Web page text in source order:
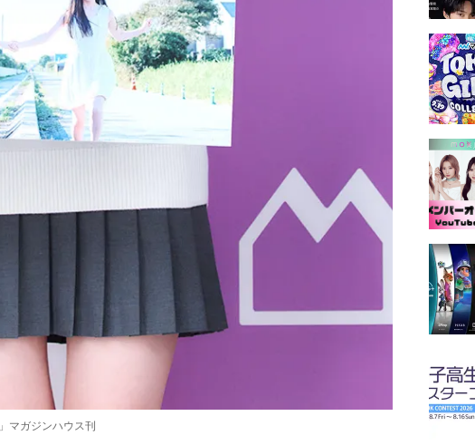
マガジンハウス刊